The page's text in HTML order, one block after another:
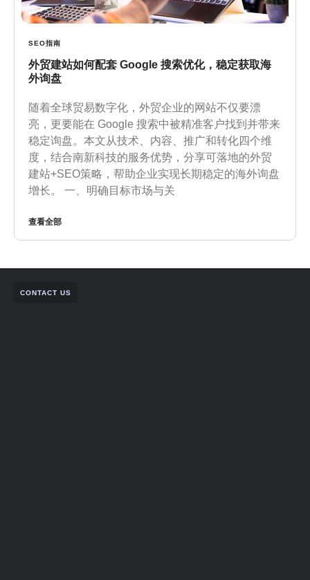
SEO指南
外贸建站如何配套 Google 搜索优化，稳定获取海
外询盘
随着全球贸易数字化，外贸企业的网站不仅要漂
亮，更要能在 Google 搜索中被精准客户找到并带来
稳定询盘。本文从技术、内容、推广和转化四个维
度，结合南新科技的服务优势，分享可落地的外贸
建站+SEO策略，帮助企业实现长期稳定的海外询盘
增长。 一、明确目标市场与关
查看全部
CONTACT US